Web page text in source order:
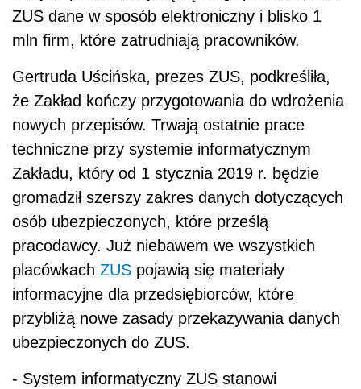
ZUS dane w sposób elektroniczny i blisko 1
mln firm, które zatrudniają pracowników.
Gertruda Uścińska, prezes ZUS, podkreśliła,
że Zakład kończy przygotowania do wdrożenia
nowych przepisów. Trwają ostatnie prace
techniczne przy systemie informatycznym
Zakładu, który od 1 stycznia 2019 r. będzie
gromadził szerszy zakres danych dotyczących
osób ubezpieczonych, które prześlą
pracodawcy. Już niebawem we wszystkich
placówkach ZUS pojawią się materiały
informacyjne dla przedsiębiorców, które
przybliżą nowe zasady przekazywania danych
ubezpieczonych do ZUS.
- System informatyczny ZUS stanowi